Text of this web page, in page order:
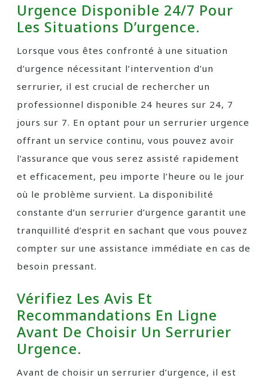
Urgence Disponible 24/7 Pour
Les Situations D’urgence.
Lorsque vous êtes confronté à une situation
d’urgence nécessitant l’intervention d’un
serrurier, il est crucial de rechercher un
professionnel disponible 24 heures sur 24, 7
jours sur 7. En optant pour un serrurier urgence
offrant un service continu, vous pouvez avoir
l’assurance que vous serez assisté rapidement
et efficacement, peu importe l’heure ou le jour
où le problème survient. La disponibilité
constante d’un serrurier d’urgence garantit une
tranquillité d’esprit en sachant que vous pouvez
compter sur une assistance immédiate en cas de
besoin pressant.
Vérifiez Les Avis Et
Recommandations En Ligne
Avant De Choisir Un Serrurier
Urgence.
Avant de choisir un serrurier d’urgence, il est